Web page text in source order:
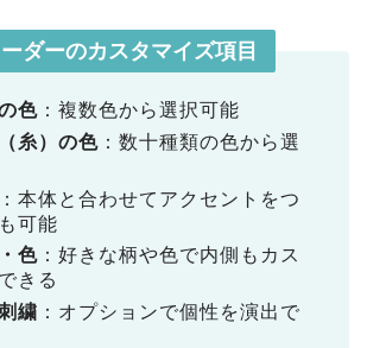
ダーのカスタマイズ項目
色 ：複数色から選択可能
糸）の色 ：数十種類の色から選
：本体と合わせてアクセントをつ
可能
色 ：好きな柄や色で内側もカス
きる
繍 ：オプションで個性を演出で